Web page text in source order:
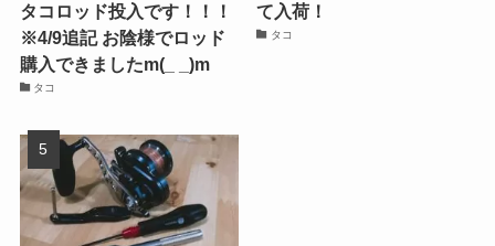
タコロッド投入です！！！
※4/9追記 お陰様でロッド
購入できましたm(_ _)m
タコ
て入荷！
タコ